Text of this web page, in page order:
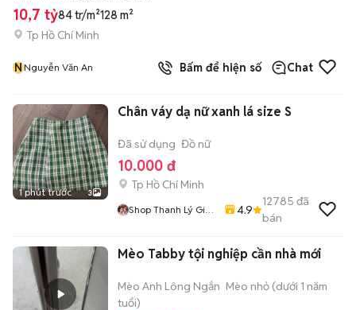
10,7 tỷ84 tr/m²128 m²
Tp Hồ Chí Minh
NNguyễn Văn An Bấm để hiện số Chat
1 phút trước 3
Chân váy dạ nữ xanh lá size S
Đã sử dụng Đồ nữ
10.000 đ
Tp Hồ Chí Minh
Shop Thanh Lý Giá
4.9
12785 đã
bán
Mèo Tabby tội nghiệp cần nhà mới
Mèo Anh Lông Ngắn Mèo nhỏ (dưới 1 năm
tuổi)